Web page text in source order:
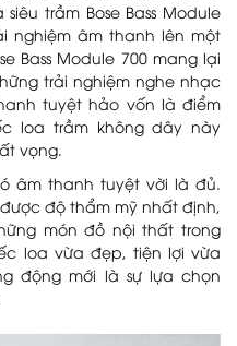
trầm Bose Bass Module
nghiệm âm thanh lên một
Bass Module 700 mang lại
trải nghiệm nghe nhạc
tuyệt hảo vốn là điểm
loa trầm không dây này
vọng.
âm thanh tuyệt vời là đủ.
độ thẩm mỹ nhất định,
món đồ nội thất trong
loa vừa đẹp, tiện lợi vừa
động mới là sự lựa chọn